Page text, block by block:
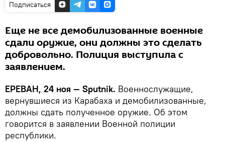
Подписаться
Еще не все демобилизованные военные
сдали оружие, они должны это сделать
добровольно. Полиция выступила с
заявлением.
ЕРЕВАН, 24 ноя — Sputnik. Военнослужащие,
вернувшиеся из Карабаха и демобилизованные,
должны сдать полученное оружие. Об этом
говорится в заявлении Военной полиции
республики.